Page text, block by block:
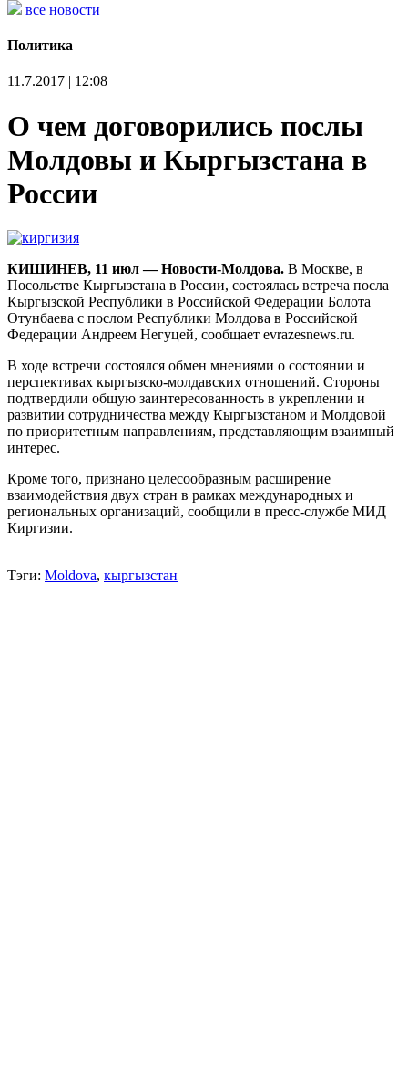
все новости
Политика
11.7.2017 | 12:08
О чем договорились послы
Молдовы и Кыргызстана в
России
КИШИНЕВ, 11 июл — Новости-Молдова. В Москве, в
Посольстве Кыргызстана в России, состоялась встреча посла
Кыргызской Республики в Российской Федерации Болота
Отунбаева с послом Республики Молдова в Российской
Федерации Андреем Негуцей, сообщает evrazesnews.ru.
В ходе встречи состоялся обмен мнениями о состоянии и
перспективах кыргызско-молдавских отношений. Стороны
подтвердили общую заинтересованность в укреплении и
развитии сотрудничества между Кыргызстаном и Молдовой
по приоритетным направлениям, представляющим взаимный
интерес.
Кроме того, признано целесообразным расширение
взаимодействия двух стран в рамках международных и
региональных организаций, сообщили в пресс-службе МИД
Киргизии.
Тэги: Moldova, кыргызстан